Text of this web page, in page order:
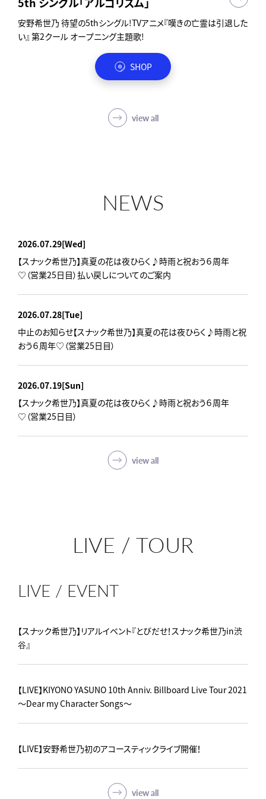
安野希世乃 待望の5thシングル!TVアニメ『嘆きの亡霊は引退した
い』 第2クール オープニング主題歌!
SHOP
ワルキューレや過去の安野希世乃の数々の人気楽曲を手掛けて
きた堂島孝平による初のプロデュースアルバム！
Blu-ray形態にはMusic Videoとそのメイキング映像を収録！
さらに、ライブ抽選申込シリアル封入！
SHOP
安野希世乃、初の配信限定シングル！
PIECE OF CAKE!～ at 中野サンプラザホー
ル
5th Anniversary Live Tour 2023～It's A PIECE OF CAKE!～ at
中野サンプラザホール
安野希世乃 デビュー5周年記念1stフルアルバム
view all
NEWS
view all
2026.07.29[Wed]
【スナック希世乃】真夏の花は夜ひらく♪時雨と祝おう６周年
♡（営業25日目）払い戻しについてのご案内
2026.07.28[Tue]
中止のお知らせ【スナック希世乃】真夏の花は夜ひらく♪時雨と祝
おう６周年♡（営業25日目）
2026.07.19[Sun]
【スナック希世乃】真夏の花は夜ひらく♪時雨と祝おう６周年
♡（営業25日目）
LIVE / TOUR
view all
LIVE / EVENT
【スナック希世乃】リアルイベント『とびだせ！スナック希世乃in渋
谷』
【LIVE】KIYONO YASUNO 10th Anniv. Billboard Live Tour 2021
～Dear my Character Songs～
【LIVE】安野希世乃初のアコースティックライブ開催！